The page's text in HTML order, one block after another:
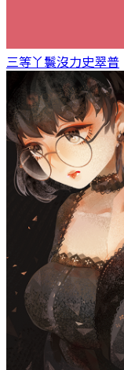
三等丫鬟沒力史翠普